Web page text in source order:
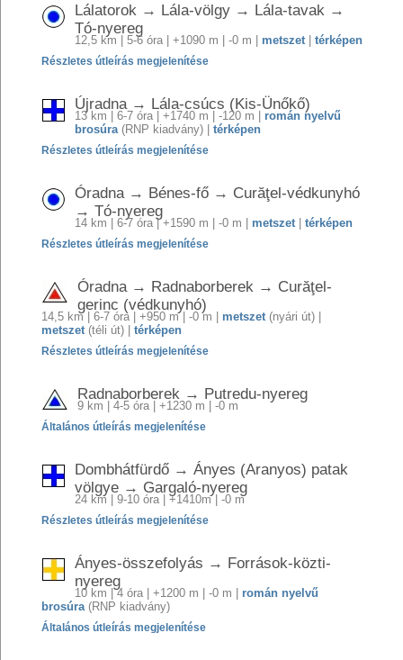
Lálatorok → Lála-völgy → Lála-tavak →
Tó-nyereg
12,5 km | 5-6 óra | +1090 m | -0 m | metszet| térképen
Részletes útleírás megjelenítése
Újradna → Lála-csúcs (Kis-Ünőkő)
13 km | 6-7 óra | +1740 m | -120 m | román nyelvű
brosúra(RNP kiadvány) | térképen
Részletes útleírás megjelenítése
Óradna → Bénes-fő → Curăţel-védkunyhó
→ Tó-nyereg
14 km | 6-7 óra | +1590 m | -0 m | metszet| térképen
Részletes útleírás megjelenítése
Óradna → Radnaborberek → Curăţel-
gerinc (védkunyhó)
14,5 km | 6-7 óra | +950 m | -0 m | metszet(nyári út) |
metszet(téli út) | térképen
Részletes útleírás megjelenítése
Radnaborberek → Putredu-nyereg
9 km | 4-5 óra | +1230 m | -0 m
Általános útleírás megjelenítése
Dombhátfürdő → Ányes (Aranyos) patak
völgye → Gargaló-nyereg
24 km | 9-10 óra | +1410m | -0 m
Részletes útleírás megjelenítése
Ányes-összefolyás → Források-közti-
nyereg
10 km | 4 óra | +1200 m | -0 m | román nyelvű
brosúra(RNP kiadvány)
Általános útleírás megjelenítése